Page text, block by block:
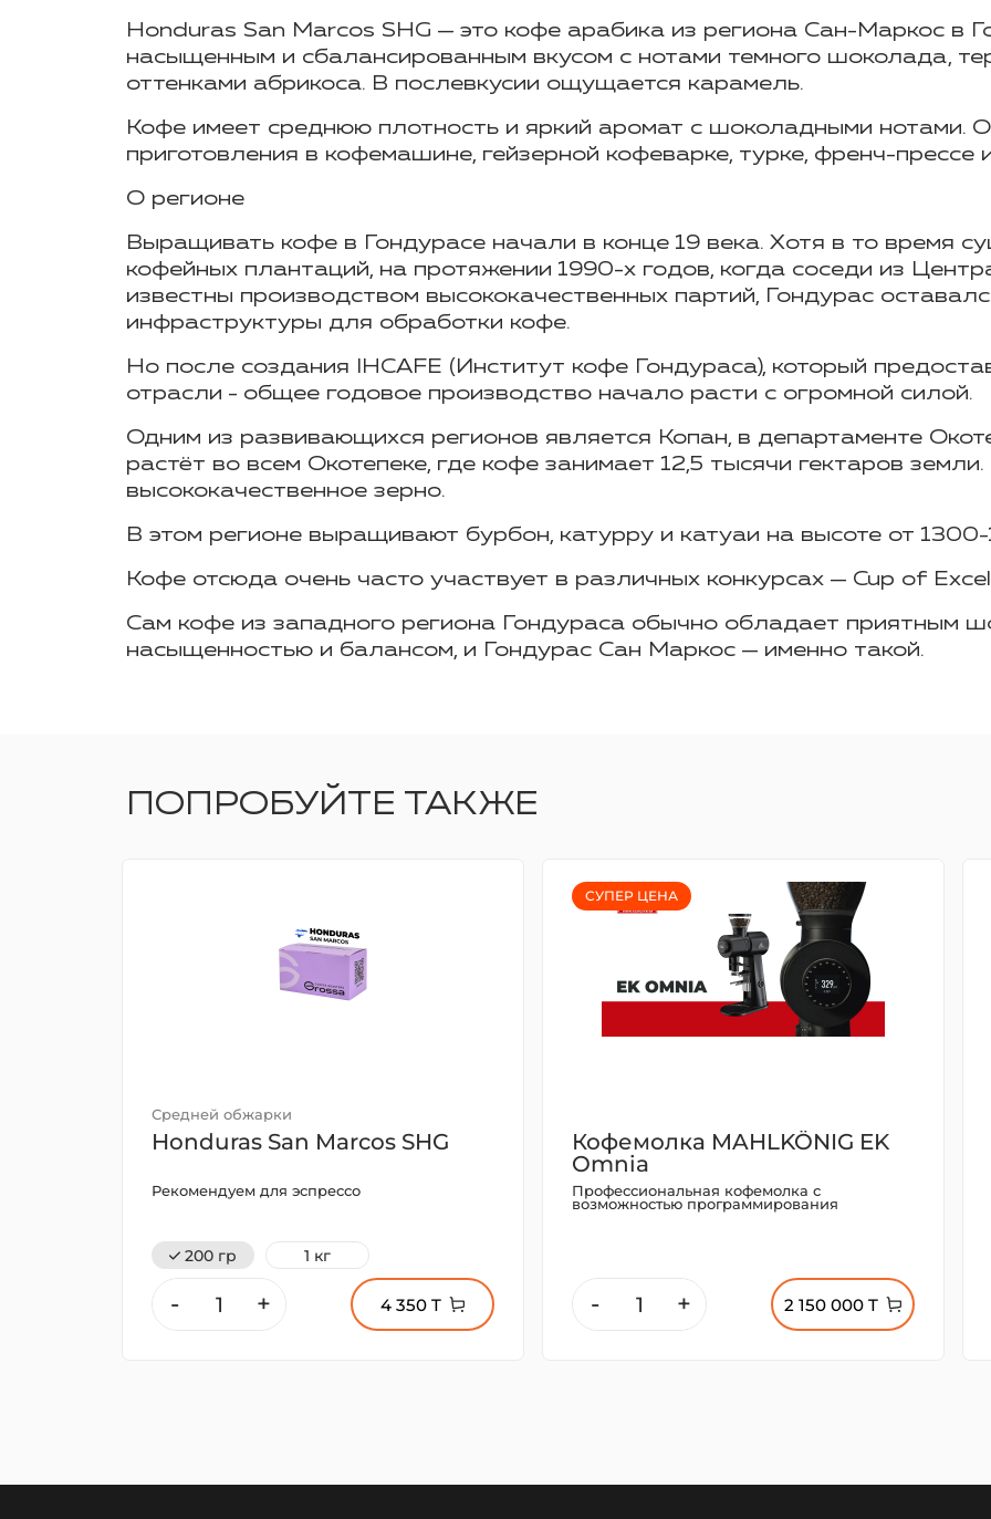
Honduras San Marcos SHG — это кофе арабика из региона Сан-Маркос в
насыщенным и сбалансированным вкусом с нотами темного шоколада,
оттенками абрикоса. В послевкусии ощущается карамель.
Кофе имеет среднюю плотность и яркий аромат с шоколадными нотами.
приготовления в кофемашине, гейзерной кофеварке, турке, френч-прессе
О регионе
Выращивать кофе в Гондурасе начали в конце 19 века. Хотя в то время
кофейных плантаций, на протяжении 1990-х годов, когда соседи из
известны производством высококачественных партий, Гондурас
инфраструктуры для обработки кофе.
Но после создания IHCAFE (Институт кофе Гондураса), который
отрасли - общее годовое производство начало расти с огромной силой.
Одним из развивающихся регионов является Копан, в департаменте
растёт во всем Окотепеке, где кофе занимает 12,5 тысячи гектаров
высококачественное зерно.
В этом регионе выращивают бурбон, катурру и катуаи на высоте от
Кофе отсюда очень часто участвует в различных конкурсах — Cup of
Сам кофе из западного региона Гондураса обычно обладает приятным
насыщенностью и балансом, и Гондурас Сан Маркос — именно такой.
ПОПРОБУЙТЕ ТАКЖЕ
Средней обжарки
Honduras San Marcos SHG
Рекомендуем для эспрессо
200 гр 1 кг
- + 4 350 T
СУПЕР ЦЕНА
Кофемолка MAHLKÖNIG EK
Omnia
Профессиональная кофемолка с
возможностью программирования
- + 2 150 000 T